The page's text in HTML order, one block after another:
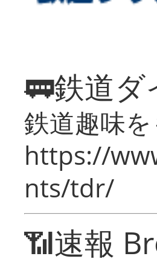
🚃鉄道ダ
鉄道趣味
https://
nts/tdr/
📶速報